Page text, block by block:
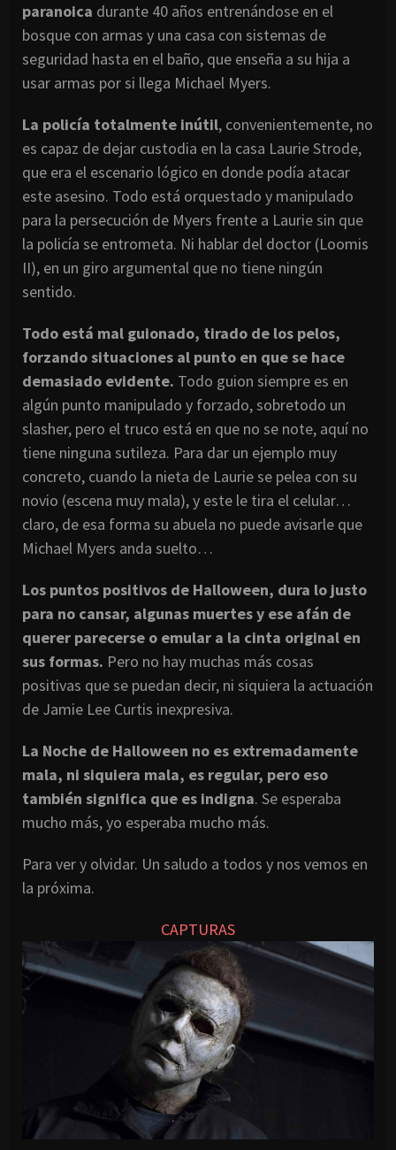
paranoica durante 40 años entrenándose en el
bosque con armas y una casa con sistemas de
seguridad hasta en el baño, que enseña a su hija a
usar armas por si llega Michael Myers.
La policía totalmente inútil, convenientemente, no
es capaz de dejar custodia en la casa Laurie Strode,
que era el escenario lógico en donde podía atacar
este asesino. Todo está orquestado y manipulado
para la persecución de Myers frente a Laurie sin que
la policía se entrometa. Ni hablar del doctor (Loomis
II), en un giro argumental que no tiene ningún
sentido.
Todo está mal guionado, tirado de los pelos,
forzando situaciones al punto en que se hace
demasiado evidente. Todo guion siempre es en
algún punto manipulado y forzado, sobretodo un
slasher, pero el truco está en que no se note, aquí no
tiene ninguna sutileza. Para dar un ejemplo muy
concreto, cuando la nieta de Laurie se pelea con su
novio (escena muy mala), y este le tira el celular…
claro, de esa forma su abuela no puede avisarle que
Michael Myers anda suelto…
Los puntos positivos de Halloween, dura lo justo
para no cansar, algunas muertes y ese afán de
querer parecerse o emular a la cinta original en
sus formas. Pero no hay muchas más cosas
positivas que se puedan decir, ni siquiera la actuación
de Jamie Lee Curtis inexpresiva.
La Noche de Halloween no es extremadamente
mala, ni siquiera mala, es regular, pero eso
también significa que es indigna. Se esperaba
mucho más, yo esperaba mucho más.
Para ver y olvidar. Un saludo a todos y nos vemos en
la próxima.
CAPTURAS